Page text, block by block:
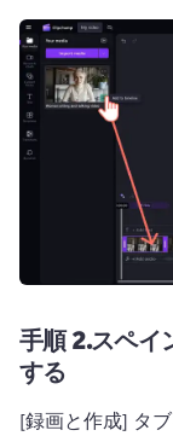
手順 2.スペイ
する
[録画と作成] タ